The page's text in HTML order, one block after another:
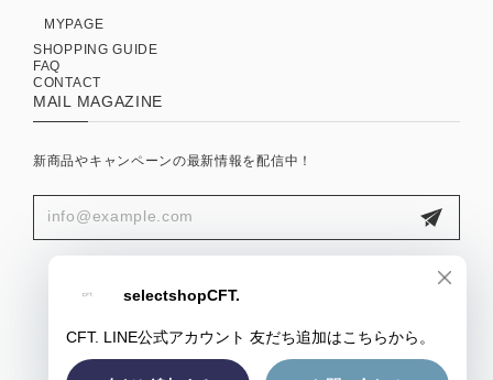
MYPAGE
SHOPPING GUIDE
FAQ
CONTACT
MAIL MAGAZINE
新商品やキャンペーンの最新情報を配信中！